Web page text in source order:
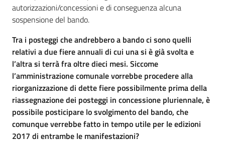
autorizzazioni/concessioni e di conseguenza alcuna
sospensione del bando.
Tra i posteggi che andrebbero a bando ci sono quelli
relativi a due fiere annuali di cui una si è già svolta e
l’altra si terrà fra oltre dieci mesi. Siccome
l’amministrazione comunale vorrebbe procedere alla
riorganizzazione di dette fiere possibilmente prima della
riassegnazione dei posteggi in concessione pluriennale, è
possibile posticipare lo svolgimento del bando, che
comunque verrebbe fatto in tempo utile per le edizioni
2017 di entrambe le manifestazioni?